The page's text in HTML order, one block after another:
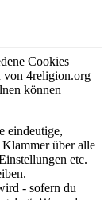
Cookies
von 4religion.org
können
eindeutige,
über alle
etc.
- sofern du